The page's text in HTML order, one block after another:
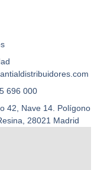
696 000
42, Nave 14. Polígono
28021 Madrid